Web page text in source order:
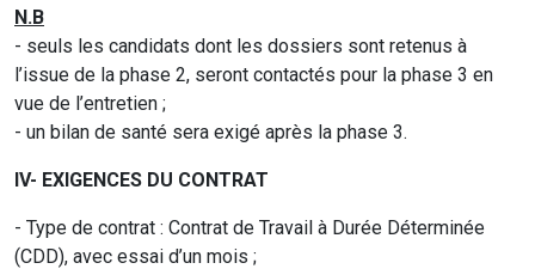
N.B
- seuls les candidats dont les dossiers sont retenus à
l’issue de la phase 2, seront contactés pour la phase 3 en
vue de l’entretien ;
- un bilan de santé sera exigé après la phase 3.
IV- EXIGENCES DU CONTRAT
- Type de contrat : Contrat de Travail à Durée Déterminée
(CDD), avec essai d’un mois ;